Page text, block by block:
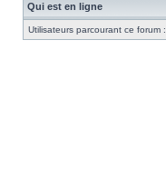
Qui est en ligne
Utilisateurs parcourant ce forum